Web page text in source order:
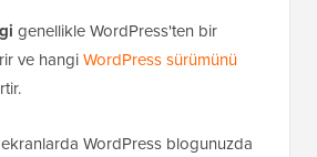
genellikle WordPress'ten bir
ve hangiWordPress sürümünü
WordPress blogunuzda